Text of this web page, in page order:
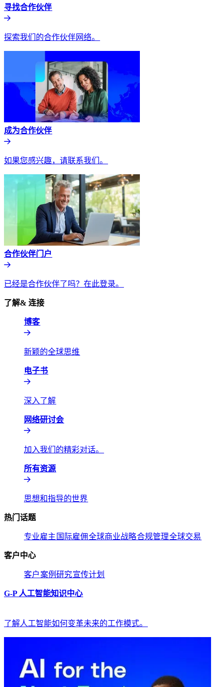
寻找合作伙伴​​
探索我们的合作伙伴网络。​​
成为合作伙伴​​
如果您感兴趣，请联系我们。​​
合作伙伴门户​​
已经是合作伙伴了吗？在此登录。​​
了解& 连接​​
博客​​
新颖的全球思维​​
电子书​​
深入了解​​
网络研讨会​​
加入我们的精彩对话。​​
所有资源​​
思想和指导的世界​​
热门话题​​
专业雇主​​ 国际雇佣​​全球商业战略​​合规管理​​全球交易​​
客户中心​​
客户​​案例研究​​宣传计划​​
G-P 人工智能知识中心​​
了解人工智能如何变革未来的工作模式。​​